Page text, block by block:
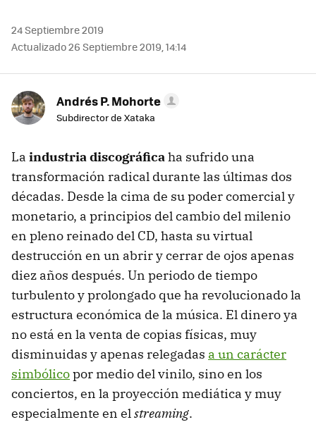
24 Septiembre 2019
Actualizado 26 Septiembre 2019, 14:14
Andrés P. Mohorte
Subdirector de Xataka
La industria discográficaha sufrido una
transformación radical durante las últimas dos
décadas. Desde la cima de su poder comercial y
monetario, a principios del cambio del milenio
en pleno reinado del CD, hasta su virtual
destrucción en un abrir y cerrar de ojos apenas
diez años después. Un periodo de tiempo
turbulento y prolongado que ha revolucionado la
estructura económica de la música. El dinero ya
no está en la venta de copias físicas, muy
disminuidas y apenas relegadas a un carácter
simbólicopor medio del vinilo, sino en los
conciertos, en la proyección mediática y muy
especialmente en elstreaming.